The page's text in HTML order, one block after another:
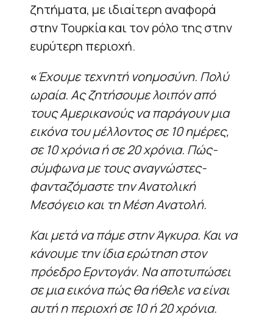
ζητήματα, με ιδιαίτερη αναφορά
στην Τουρκία και τον ρόλο της στην
ευρύτερη περιοχή.
«Έχουμε τεχνητή νοημοσύνη. Πολύ
ωραία. Ας ζητήσουμε λοιπόν από
τους Αμερικανούς να παράγουν μια
εικόνα του μέλλοντος σε 10 ημέρες,
σε 10 χρόνια ή σε 20 χρόνια. Πώς-
σύμφωνα με τους αναγνώστες-
φανταζόμαστε την Ανατολική
Μεσόγειο και τη Μέση Ανατολή.
Και μετά να πάμε στην Άγκυρα. Και να
κάνουμε την ίδια ερώτηση στον
πρόεδρο Ερντογάν. Να αποτυπώσει
σε μια εικόνα πώς θα ήθελε να είναι
αυτή η περιοχή σε 10 ή 20 χρόνια.